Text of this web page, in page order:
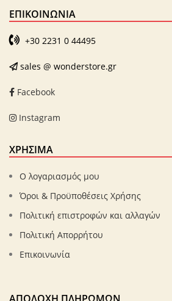
ΕΠΙΚΟΙΝΩΝΊΑ
+30 2231 0 44495
sales @ wonderstore.gr
Facebook
Instagram
ΧΡΗΣΙΜΑ
Ο λογαριασμός μου
Όροι & Προϋποθέσεις Χρήσης
Πολιτική επιστροφών και αλλαγών
Πολιτική Απορρήτου
Επικοινωνία
ΑΠΟΔΟΧΉ ΠΛΗΡΩΜΏΝ